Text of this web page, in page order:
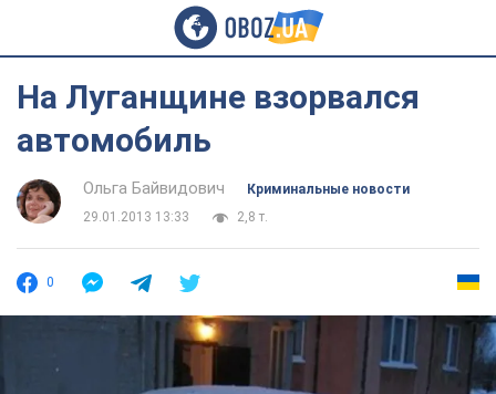
На Луганщине взорвался
автомобиль
Ольга Байвидович
Криминальные новости
29.01.2013 13:33
2,8 т.
0